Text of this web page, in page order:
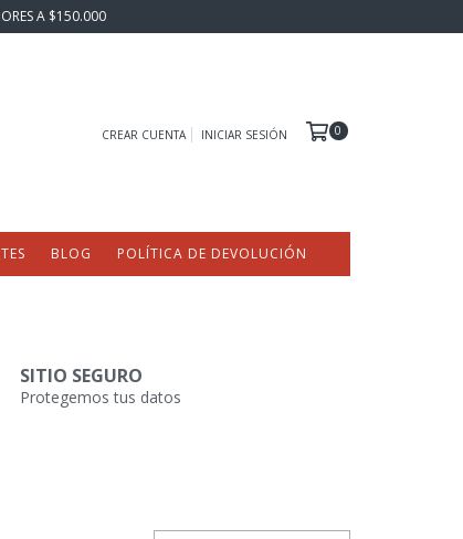
A $150.000
CREAR CUENTA INICIAR SESIÓN 0
BLOG POLÍTICA DE DEVOLUCIÓN
SITIO SEGURO
Protegemos tus datos